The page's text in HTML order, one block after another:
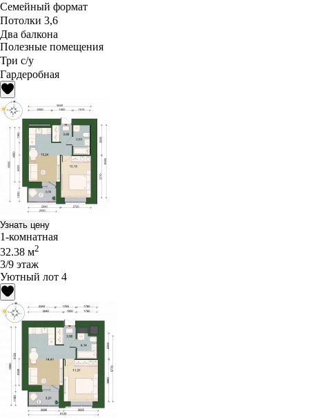
Семейный формат
Потолки 3,6
Два балкона
Полезные помещения
Три с/у
Гардеробная
Узнать цену
1-комнатная
32.38 м2
3/9 этаж
Уютный лот 4